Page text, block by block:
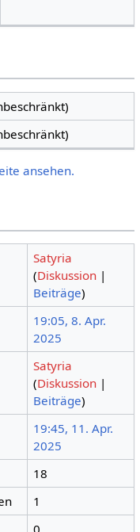
ansehen.
Satyria
(Diskussion |
Beiträge)
19:05, 8. Apr.
2025
Satyria
(Diskussion |
Beiträge)
19:45, 11. Apr.
2025
18
1